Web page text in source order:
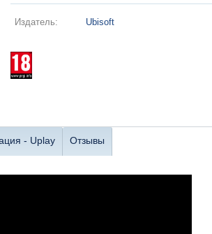
Издатель: Ubisoft
- Uplay Отзывы